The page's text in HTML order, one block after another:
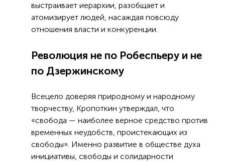
выстраивает иерархии, разобщает и
атомизирует людей, насаждая повсюду
отношения власти и конкуренции.
Революция не по Робеспьеру и не
по Дзержинскому
Всецело доверяя природному и народному
творчеству, Кропоткин утверждал, что
«свобода — наиболее верное средство против
временных неудобств, проистекающих из
свободы». Именно развитие в обществе духа
инициативы, свободы и солидарности